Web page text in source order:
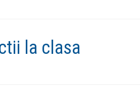
la clasa